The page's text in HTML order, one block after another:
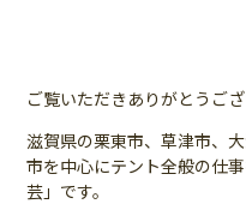
ご覧いただきありがとうござ
滋賀県の栗東市、草津市、
市を中心にテント全般の仕
芸」です。